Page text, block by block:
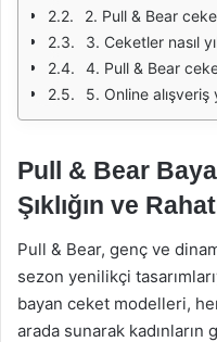
2. Pull & Bear
3. Ceketler nasıl
4. Pull & Bear
5. Online alışveriş
Pull & Bear
Şıklığın ve
Pull & Bear, genç ve
sezon yenilikçi
bayan ceket modelleri,
arada sunarak kadınların